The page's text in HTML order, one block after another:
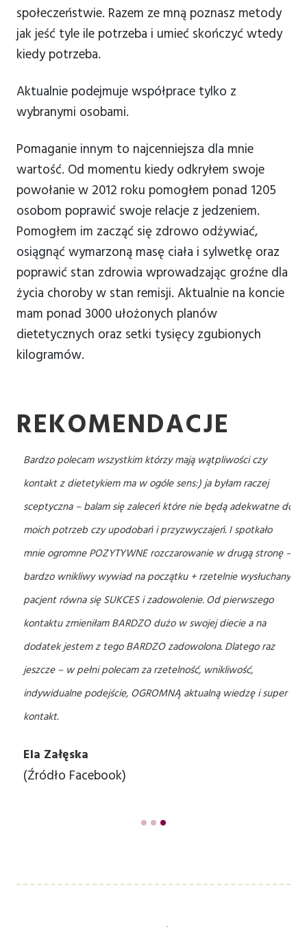
społeczeństwie. Razem ze mną poznasz metody
jak jeść tyle ile potrzeba i umieć skończyć wtedy
kiedy potrzeba.
Aktualnie podejmuje współprace tylko z
wybranymi osobami.
Pomaganie innym to najcenniejsza dla mnie
wartość. Od momentu kiedy odkryłem swoje
powołanie w 2012 roku pomogłem ponad 1205
osobom poprawić swoje relacje z jedzeniem.
Pomogłem im zacząć się zdrowo odżywiać,
osiągnąć wymarzoną masę ciała i sylwetkę oraz
poprawić stan zdrowia wprowadzając groźne dla
życia choroby w stan remisji. Aktualnie na koncie
mam ponad 3000 ułożonych planów
dietetycznych oraz setki tysięcy zgubionych
kilogramów.
REKOMENDACJE
Bardzo polecam wszystkim którzy mają wątpliwości czy
kontakt z dietetykiem ma w ogóle sens:) ja byłam raczej
sceptyczna – balam się zaleceń które nie będą adekwatne do
moich potrzeb czy upodobań i przyzwyczajeń. I spotkało
mnie ogromne POZYTYWNE rozczarowanie w drugą stronę –
bardzo wnikliwy wywiad na początku + rzetelnie wysłuchany
pacjent równa się SUKCES i zadowolenie. Od pierwszego
kontaktu zmieniłam BARDZO dużo w swojej diecie a na
dodatek jestem z tego BARDZO zadowolona. Dlatego raz
jeszcze – w pełni polecam za rzetelność, wnikliwość,
indywidualne podejście, OGROMNĄ aktualną wiedzę i super
kontakt.
Ela Załęska
(Źródło Facebook)